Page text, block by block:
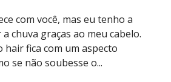
com você, mas eu tenho a
chuva graças ao meu cabelo.
hair fica com um aspecto
se não soubesse o...